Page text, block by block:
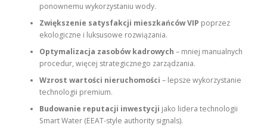
ponownemu wykorzystaniu wody.
Zwiększenie satysfakcji mieszkańców VIP poprzez
ekologiczne i luksusowe rozwiązania.
Optymalizacja zasobów kadrowych – mniej manualnych
procedur, więcej strategicznego zarządzania.
Wzrost wartości nieruchomości – lepsze wykorzystanie
technologii premium.
Budowanie reputacji inwestycji jako lidera technologii
Smart Water (EEAT-style authority signals).